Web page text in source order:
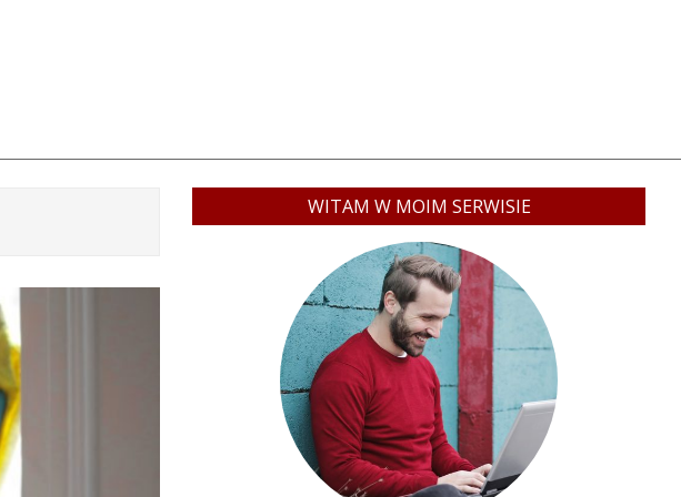
WITAM W MOIM SERWISIE